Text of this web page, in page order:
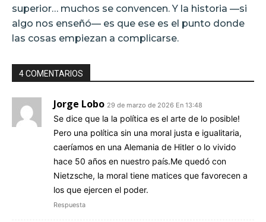
superior… muchos se convencen. Y la historia —si
algo nos enseñó— es que ese es el punto donde
las cosas empiezan a complicarse.
4 COMENTARIOS
Jorge Lobo 29 de marzo de 2026 En 13:48
Se dice que la la política es el arte de lo posible!
Pero una política sin una moral justa e igualitaria,
caeríamos en una Alemania de Hitler o lo vivido
hace 50 años en nuestro país.Me quedó con
Nietzsche, la moral tiene matices que favorecen a
los que ejercen el poder.
Respuesta